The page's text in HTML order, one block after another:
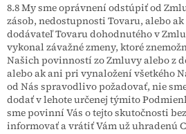
8.8 My sme oprávnení odstúpiť od
zásob, nedostupnosti Tovaru, alebo
dodávateľ Tovaru dohodnutého v
vykonal závažné zmeny, ktoré
Našich povinností zo Zmluvy alebo z
alebo ak ani pri vynaložení všetkého
od Nás spravodlivo požadovať, nie
dodať v lehote určenej týmito
sme povinní Vás o tejto skutočnosti
informovať a vrátiť Vám už uhradenú